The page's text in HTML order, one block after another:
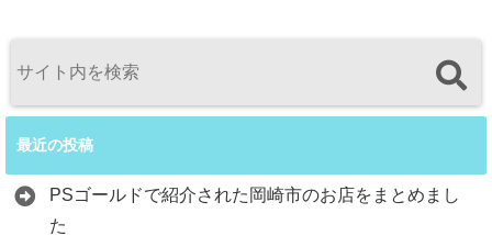
最近の投稿
PSゴールドで紹介された岡崎市のお店をまとめまし
た